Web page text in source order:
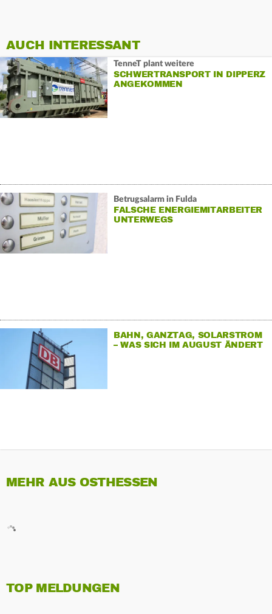
AUCH INTERESSANT
TenneT plant weitere
SCHWERTRANSPORT IN DIPPERZ
ANGEKOMMEN
Betrugsalarm in Fulda
FALSCHE ENERGIEMITARBEITER
UNTERWEGS
BAHN, GANZTAG, SOLARSTROM
– WAS SICH IM AUGUST ÄNDERT
MEHR AUS OSTHESSEN
TOP MELDUNGEN